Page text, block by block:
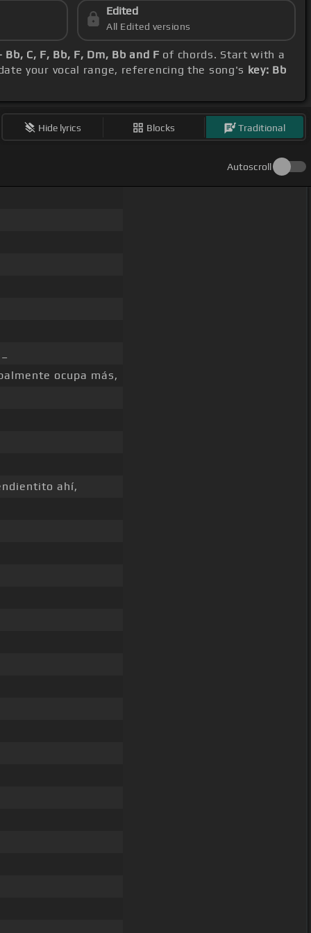
Edited
All Edited versions
Bb, C, F, Bb, F, Dm, Bb and F of chords. Start with a
your vocal range, referencing the song's key: Bb
Hide lyrics Blocks Traditional
Autoscroll
ocupa más,
ahí,